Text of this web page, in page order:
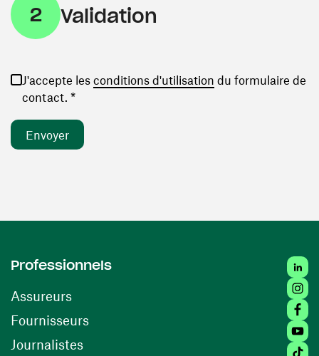
2 Validation
J'accepte les conditions d'utilisation (ouvre une
du formulaire de
contact. *
Professionnels
Assureurs
Fournisseurs(ouvre une nouvelle fenêtre)
Journalistes